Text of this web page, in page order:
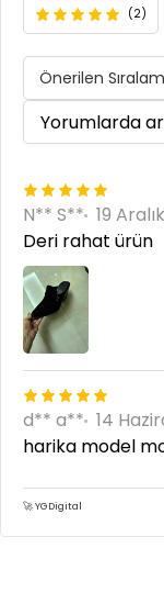
(2)
Önerilen
N** S** 19
Deri rahat ürün
d** a** 14
harika model
🚀 YGDigital